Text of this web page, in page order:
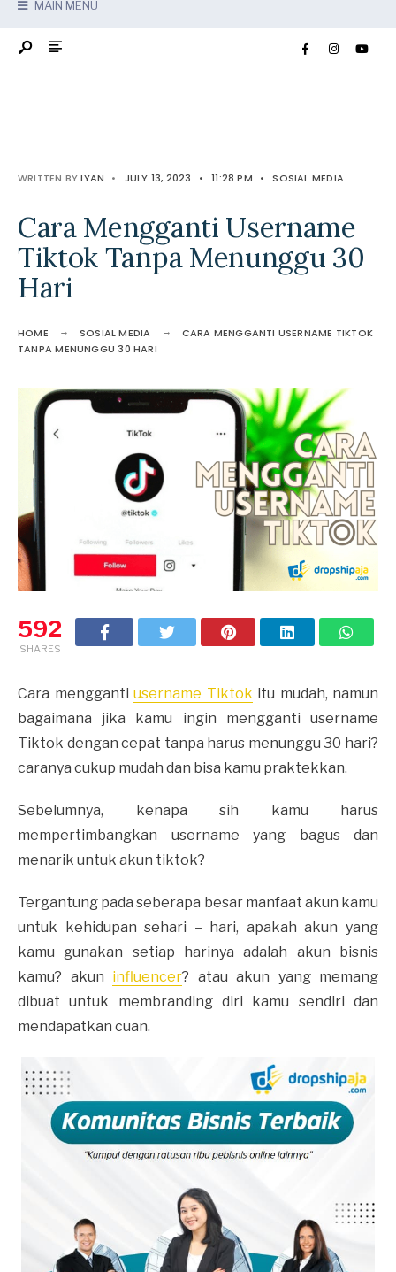
MAIN MENU
WRITTEN BYIYAN • JULY 13, 2023 • 11:28 PM • SOSIAL MEDIA
Cara Mengganti Username
Tiktok Tanpa Menunggu 30
Hari
HOME SOSIAL MEDIA
CARA MENGGANTI USERNAME TIKTOK
TANPA MENUNGGU 30 HARI
592
SHARES
Cara mengganti username Tiktok itu mudah, namun
bagaimana jika kamu ingin mengganti username
Tiktok dengan cepat tanpa harus menunggu 30 hari?
caranya cukup mudah dan bisa kamu praktekkan.
Sebelumnya, kenapa sih kamu harus
mempertimbangkan username yang bagus dan
menarik untuk akun tiktok?
Tergantung pada seberapa besar manfaat akun kamu
untuk kehidupan sehari – hari, apakah akun yang
kamu gunakan setiap harinya adalah akun bisnis
kamu? akun influencer? atau akun yang memang
dibuat untuk membranding diri kamu sendiri dan
mendapatkan cuan.